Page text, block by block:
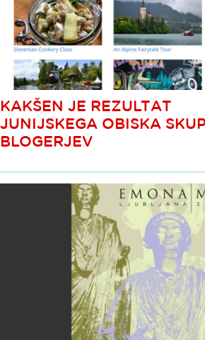
KAKŠEN JE REZULTAT
JUNIJSKEGA OBISKA
BLOGERJEV